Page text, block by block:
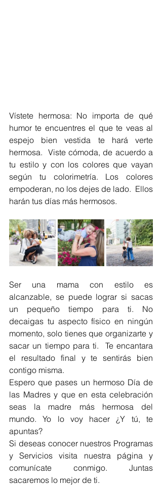
Vístete hermosa: No importa de qué
humor te encuentres el que te veas al
espejo bien vestida te hará verte
hermosa.  Viste cómoda, de acuerdo a
tu estilo y con los colores que vayan
según tu colorimetría. Los colores
empoderan, no los dejes de lado.  Ellos
harán tus días más hermosos.
Ser una mama con estilo es
alcanzable, se puede lograr si sacas
un pequeño tiempo para ti. No
decaigas tu aspecto físico en ningún
momento, solo tienes que organizarte y
sacar un tiempo para ti.  Te encantara
el resultado final y te sentirás bien
contigo misma.
Espero que pases un hermoso Día de
las Madres y que en esta celebración
seas la madre más hermosa del
mundo. Yo lo voy hacer ¿Y tú, te
apuntas?
Si deseas conocer nuestros Programas
y Servicios visita nuestra página y
comunícate conmigo. Juntas
sacaremos lo mejor de ti.